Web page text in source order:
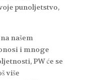
punoljetstvo,
našem
i mnoge
PW će se
više